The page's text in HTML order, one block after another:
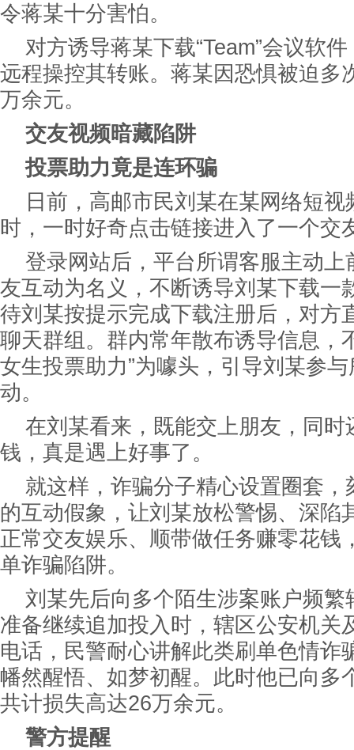
令蒋某十分害怕。
对方诱导蒋某下载“Team”会议软
远程操控其转账。蒋某因恐惧被迫多
万余元。
交友视频暗藏陷阱
投票助力竟是连环骗
日前，高邮市民刘某在某网络短
时，一时好奇点击链接进入了一个交
登录网站后，平台所谓客服主动上
友互动为名义，不断诱导刘某下载一
待刘某按提示完成下载注册后，对方
聊天群组。群内常年散布诱导信息，
女生投票助力”为噱头，引导刘某参
动。
在刘某看来，既能交上朋友，同时
钱，真是遇上好事了。
就这样，诈骗分子精心设置圈套，
的互动假象，让刘某放松警惕、深陷
正常交友娱乐、顺带做任务赚零花钱
单诈骗陷阱。
刘某先后向多个陌生涉案账户频繁
准备继续追加投入时，辖区公安机关
电话，民警耐心讲解此类刷单色情诈
幡然醒悟、如梦初醒。此时他已向多
共计损失高达26万余元。
警方提醒